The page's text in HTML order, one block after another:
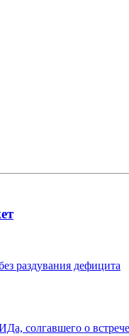
раздувания дефицита